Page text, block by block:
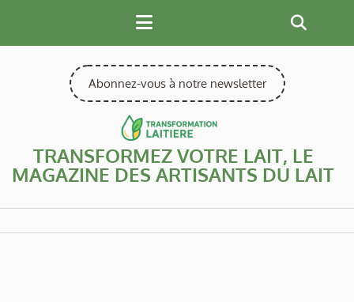
content
Abonnez-vous à notre newsletter
TRANSFORMEZ VOTRE LAIT, LE
MAGAZINE DES ARTISANTS DU LAIT